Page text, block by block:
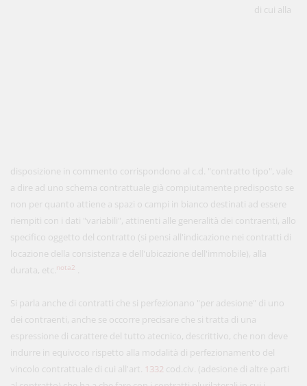
di cui alla
disposizione in commento corrispondono al c.d. "contratto tipo", vale
a dire ad uno schema contrattuale già compiutamente predisposto se
non per quanto attiene a spazi o campi in bianco destinati ad essere
riempiti con i dati "variabili", attinenti alle generalità dei contraenti, allo
specifico oggetto del contratto (si pensi all'indicazione nei contratti di
locazione della consistenza e dell'ubicazione dell'immobile), alla
durata, etc. nota2
Si parla anche di contratti che si perfezionano "per adesione" di uno
dei contraenti, anche se occorre precisare che si tratta di una
espressione di carattere del tutto atecnico, descrittivo, che non deve
indurre in equivoco rispetto alla modalità di perfezionamento del
vincolo contrattuale di cui all'art. 1332 cod.civ. (adesione di altre parti